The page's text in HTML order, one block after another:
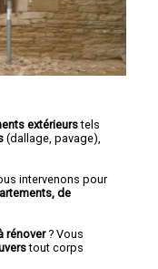
extérieurstels
(dallage, pavage),
intervenons pour
de
rénover? Vous
tout corps